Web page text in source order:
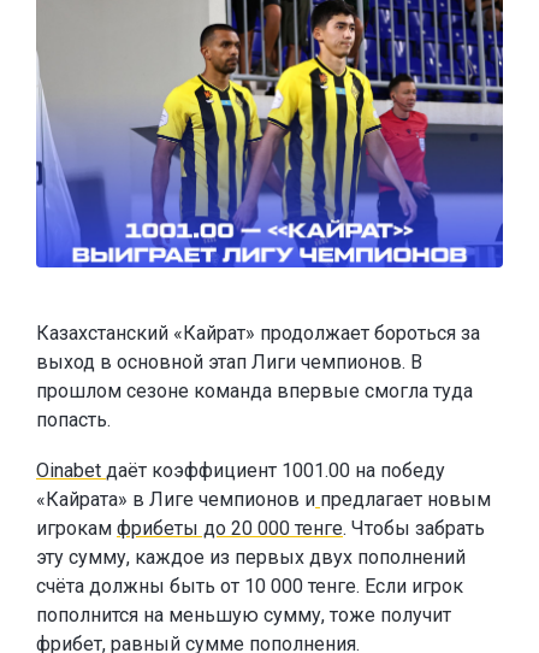
Казахстанский «Кайрат» продолжает бороться за
выход в основной этап Лиги чемпионов. В
прошлом сезоне команда впервые смогла туда
попасть.
Oinabet даёт коэффициент 1001.00 на победу
«Кайрата» в Лиге чемпионов и предлагает новым
игрокам фрибеты до 20 000 тенге. Чтобы забрать
эту сумму, каждое из первых двух пополнений
счёта должны быть от 10 000 тенге. Если игрок
пополнится на меньшую сумму, тоже получит
фрибет, равный сумме пополнения.